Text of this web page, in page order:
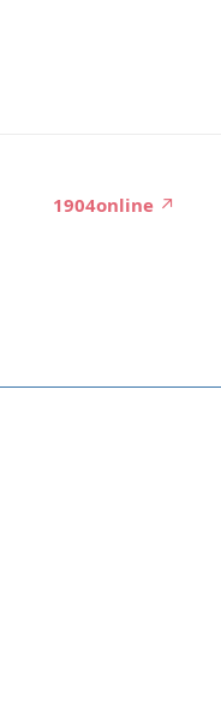
1904online